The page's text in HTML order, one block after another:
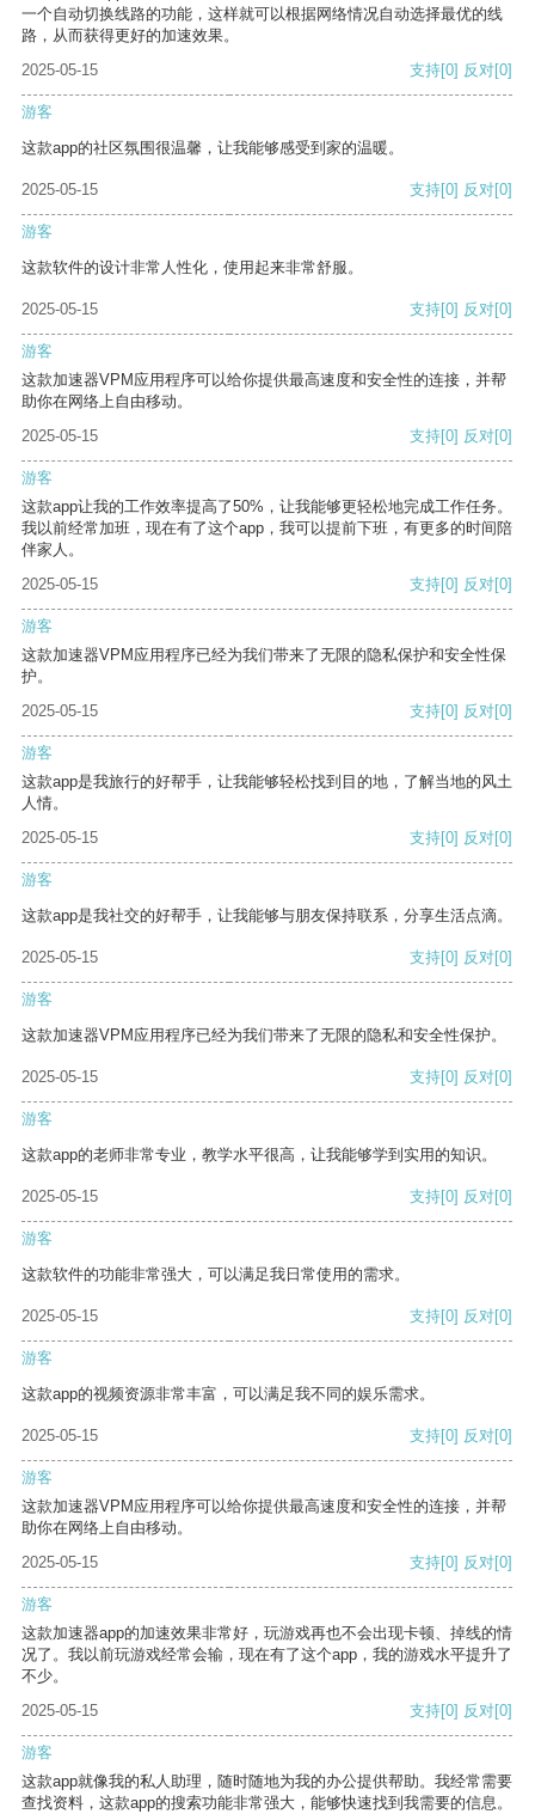
一个自动切换线路的功能，这样就可以根据网络情况自动选择最优的线
路，从而获得更好的加速效果。
2025-05-15
支持[0] 反对[0]
游客
这款app的社区氛围很温馨，让我能够感受到家的温暖。
2025-05-15 支持[0] 反对[0]
游客
这款软件的设计非常人性化，使用起来非常舒服。
2025-05-15 支持[0] 反对[0]
游客
这款加速器VPM应用程序可以给你提供最高速度和安全性的连接，并帮
助你在网络上自由移动。
2025-05-15
支持[0] 反对[0]
游客
这款app让我的工作效率提高了50%，让我能够更轻松地完成工作任务。
我以前经常加班，现在有了这个app，我可以提前下班，有更多的时间陪
伴家人。
2025-05-15
支持[0] 反对[0]
游客
这款加速器VPM应用程序已经为我们带来了无限的隐私保护和安全性保
护。
2025-05-15
支持[0] 反对[0]
游客
这款app是我旅行的好帮手，让我能够轻松找到目的地，了解当地的风土
人情。
2025-05-15
支持[0] 反对[0]
游客
这款app是我社交的好帮手，让我能够与朋友保持联系，分享生活点滴。
2025-05-15 支持[0] 反对[0]
游客
这款加速器VPM应用程序已经为我们带来了无限的隐私和安全性保护。
2025-05-15 支持[0] 反对[0]
游客
这款app的老师非常专业，教学水平很高，让我能够学到实用的知识。
2025-05-15 支持[0] 反对[0]
游客
这款软件的功能非常强大，可以满足我日常使用的需求。
2025-05-15 支持[0] 反对[0]
游客
这款app的视频资源非常丰富，可以满足我不同的娱乐需求。
2025-05-15 支持[0] 反对[0]
游客
这款加速器VPM应用程序可以给你提供最高速度和安全性的连接，并帮
助你在网络上自由移动。
2025-05-15
支持[0] 反对[0]
游客
这款加速器app的加速效果非常好，玩游戏再也不会出现卡顿、掉线的情
况了。我以前玩游戏经常会输，现在有了这个app，我的游戏水平提升了
不少。
2025-05-15
支持[0] 反对[0]
游客
这款app就像我的私人助理，随时随地为我的办公提供帮助。我经常需要
查找资料，这款app的搜索功能非常强大，能够快速找到我需要的信息。